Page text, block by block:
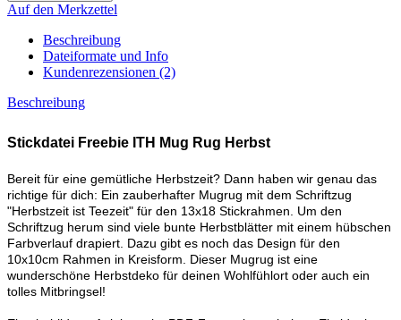
Auf den Merkzettel
Beschreibung
Dateiformate und Info
Kundenrezensionen (2)
Beschreibung
Stickdatei Freebie ITH Mug Rug Herbst
Bereit für eine gemütliche Herbstzeit? Dann haben wir genau das
richtige für dich: Ein zauberhafter Mugrug mit dem Schriftzug
"Herbstzeit ist Teezeit" für den 13x18 Stickrahmen. Um den
Schriftzug herum sind viele bunte Herbstblätter mit einem hübschen
Farbverlauf drapiert. Dazu gibt es noch das Design für den
10x10cm Rahmen in Kreisform. Dieser Mugrug ist eine
wunderschöne Herbstdeko für deinen Wohlfühlort oder auch ein
tolles Mitbringsel!